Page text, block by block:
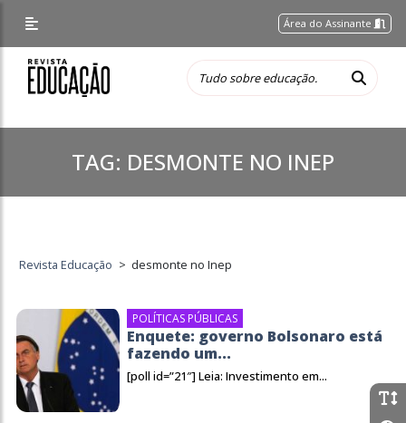
Área do Assinante
TAG: DESMONTE NO INEP
Revista Educação > desmonte no Inep
POLÍTICAS PÚBLICAS
Enquete: governo Bolsonaro está
fazendo um...
[poll id=”21″] Leia: Investimento em...